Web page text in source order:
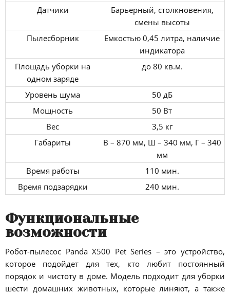
Датчики
Барьерный, столкновения,
смены высоты
Пылесборник
Емкостью 0,45 литра, наличие
индикатора
Площадь уборки на
одном заряде
до 80 кв.м.
Уровень шума
50 дБ
Мощность
50 Вт
Вес
3,5 кг
Габариты
В – 870 мм, Ш – 340 мм, Г – 340
мм
Время работы
110 мин.
Время подзарядки
240 мин.
Функциональные
возможности
Робот-пылесос Panda X500 Pet Series – это устройство,
которое подойдет для тех, кто любит постоянный
порядок и чистоту в доме. Модель подходит для уборки
шести домашних животных, которые линяют, а также